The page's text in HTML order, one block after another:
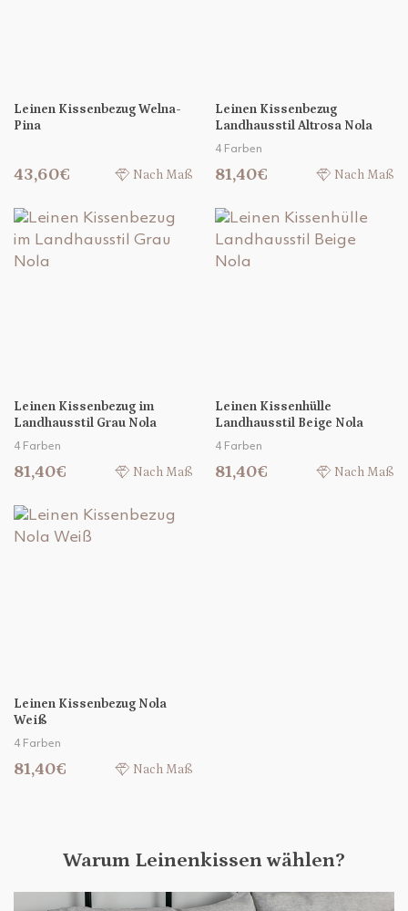
Leinen Kissenbezug Welna-
Pina
43,60€ Nach Maß
Leinen Kissenbezug
Landhausstil Altrosa Nola
4 Farben
81,40€ Nach Maß
Leinen Kissenbezug im
Landhausstil Grau Nola
4 Farben
81,40€ Nach Maß
Leinen Kissenhülle
Landhausstil Beige Nola
4 Farben
81,40€ Nach Maß
Leinen Kissenbezug Nola
Weiß
4 Farben
81,40€ Nach Maß
Warum Leinenkissen wählen?